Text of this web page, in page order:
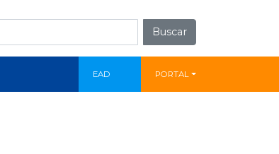
Buscar
EAD PORTAL